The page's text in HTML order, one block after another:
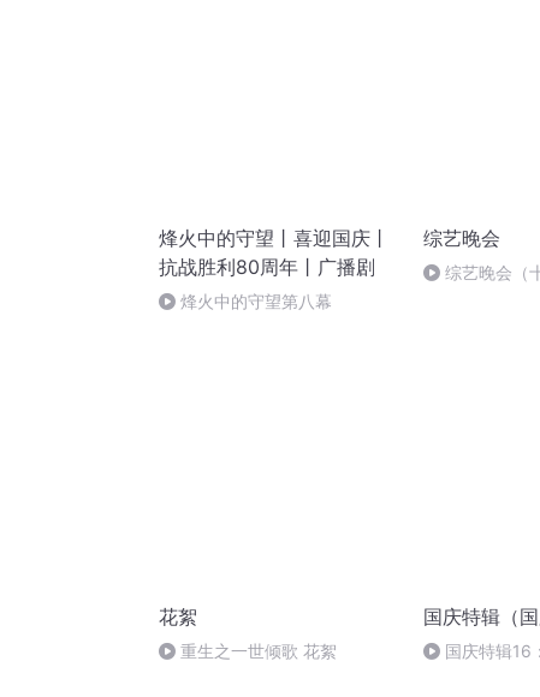
烽火中的守望丨喜迎国庆丨
抗战胜利80周年丨广播剧
烽火中的守望第八幕
综艺晚会
综艺晚会（
花絮
重生之一世倾歌 花絮
国庆特辑（国
国庆特辑16